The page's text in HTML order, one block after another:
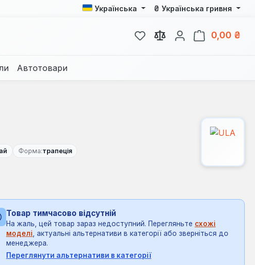
Українська ₴ Українська гривня
У вас є 0 у списку бажань
0,00 ₴
Автотовари
Форма:трапеція
Товар тимчасово відсутній
На жаль, цей товар зараз недоступний. Перегляньте схожі
моделі , актуальні альтернативи в категорії або зверніться до
менеджера.
Переглянути альтернативи в категорії